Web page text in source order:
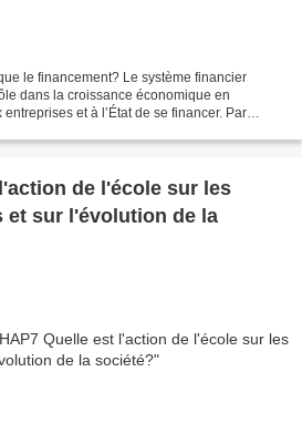
le financement? Le système financier
dans la croissance économique en
et à l’État de se financer. Par
de l'école sur les
sur l'évolution de la